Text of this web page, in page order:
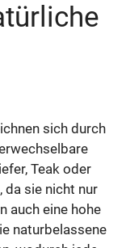
sich durch
Teak oder
da sie nicht nur
auch eine hohe
naturbelassene